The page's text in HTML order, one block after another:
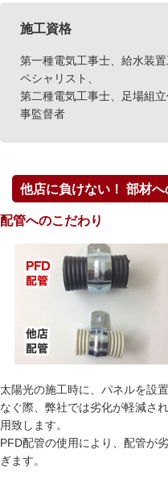
施工資格
第一種電気工事士、給水装
ペシャリスト、
第二種電気工事士、足場組
事監督者
他店に負けない！ 部材へ
配管へのこだわり
太陽光の施工時に、パネルを設
なぐ際、弊社では劣化が軽減さ
用致します。
PFD配管の使用により、配管が
ぎます。